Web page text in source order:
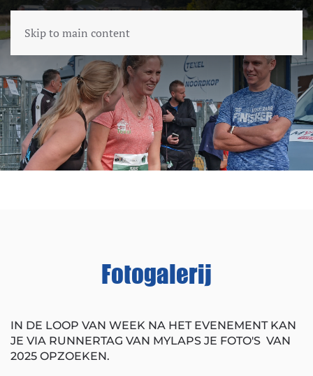
Skip to main content
Fotogalerij
IN DE LOOP VAN WEEK NA HET EVENEMENT KAN
JE VIA RUNNERTAG VAN MYLAPS JE FOTO'S VAN
2025 OPZOEKEN.